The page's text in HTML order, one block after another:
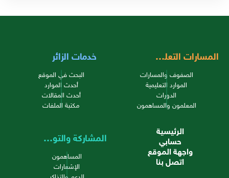
المسارات التعليمية
الصفوف والمسارات
الموارد التعليمية
الدورات
المعلمون والمساهمون
خدمات الزائر
البحث في الموقع
أحدث الموارد
أحدث المقالات
مكتبة الملفات
الرئيسية
حسابي
واجهة الموقع
اتصل بنا
المشاركة والتواصل
المساهمون
الإشعارات